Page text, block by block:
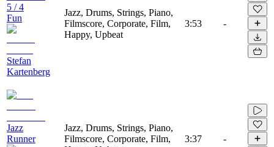
5 / 4
Fun
Stefan
Kartenberg
Jazz, Drums, Strings, Piano,
Filmscore, Corporate, Film,
Happy, Upbeat
3:53 -
Jazz
Runner
Jazz, Drums, Strings, Piano,
Filmscore, Corporate, Film,
3:37 -